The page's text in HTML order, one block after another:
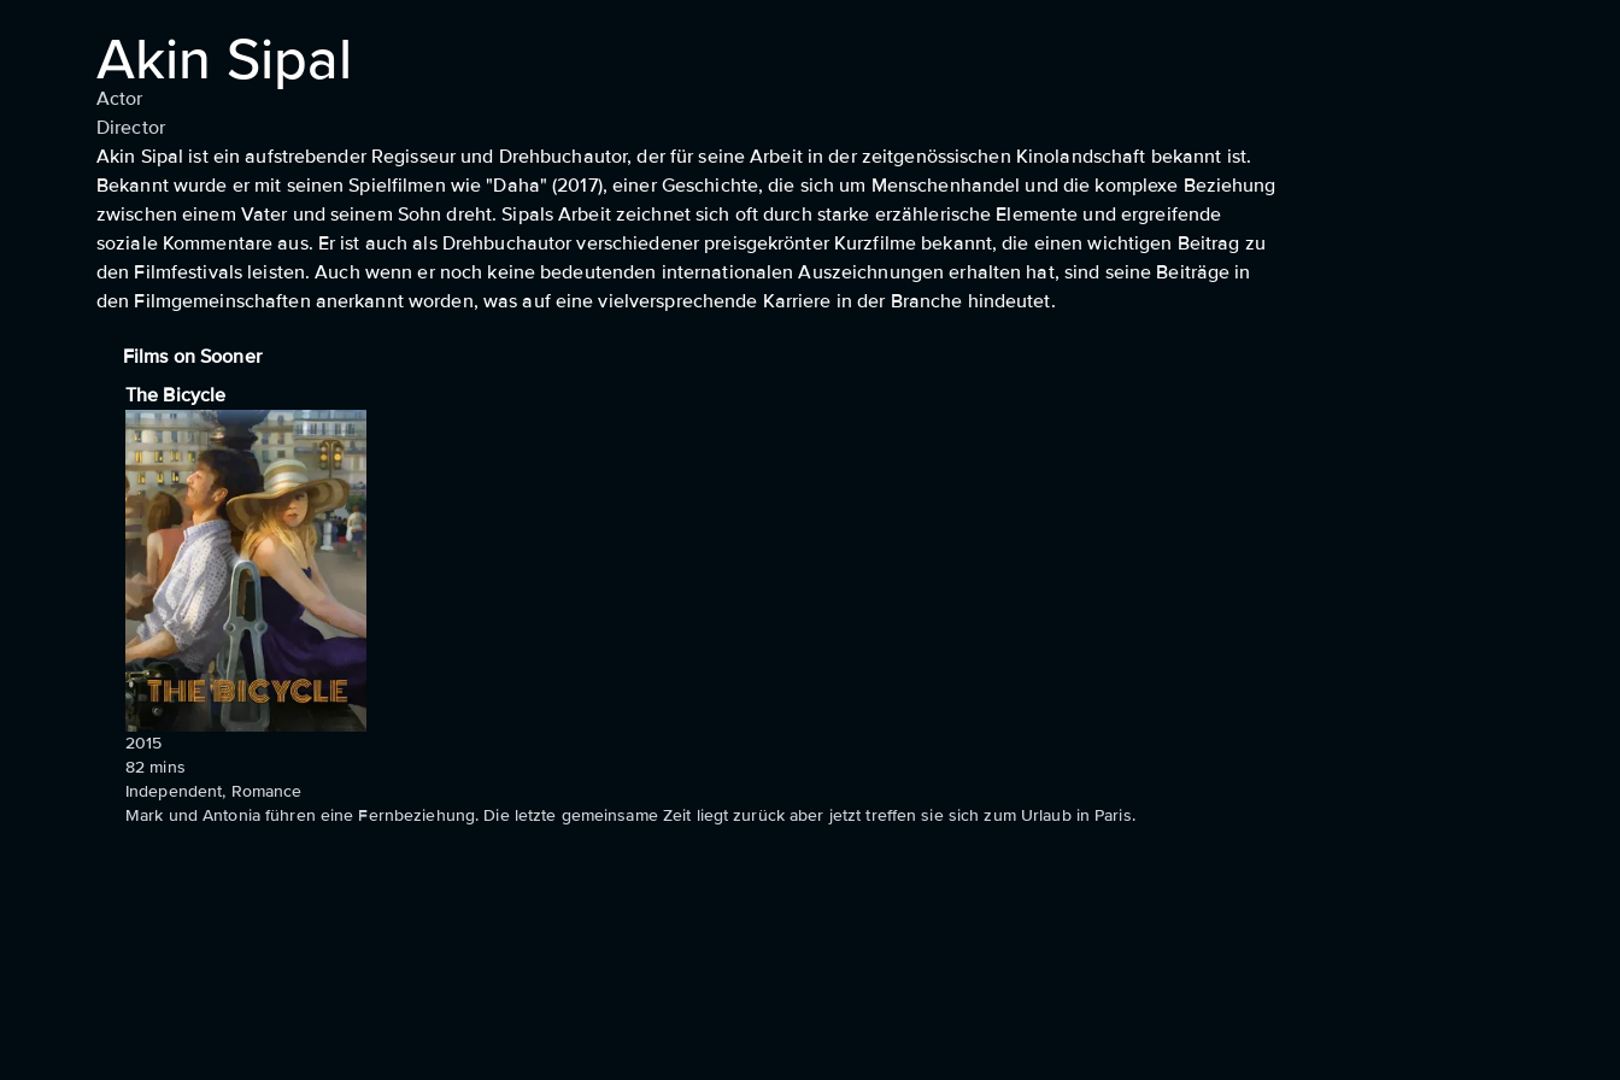
Akin Sipal
Actor
Director
Akin Sipal ist ein aufstrebender Regisseur und Drehbuchautor, der für seine Arbeit in der zeitgenössischen Kinolandschaft bekannt ist.
Bekannt wurde er mit seinen Spielfilmen wie "Daha" (2017), einer Geschichte, die sich um Menschenhandel und die komplexe Beziehung
zwischen einem Vater und seinem Sohn dreht. Sipals Arbeit zeichnet sich oft durch starke erzählerische Elemente und ergreifende
soziale Kommentare aus. Er ist auch als Drehbuchautor verschiedener preisgekrönter Kurzfilme bekannt, die einen wichtigen Beitrag zu
den Filmfestivals leisten. Auch wenn er noch keine bedeutenden internationalen Auszeichnungen erhalten hat, sind seine Beiträge in
den Filmgemeinschaften anerkannt worden, was auf eine vielversprechende Karriere in der Branche hindeutet.
Films on Sooner
The Bicycle
2015
82 mins
Independent, Romance
Mark und Antonia führen eine Fernbeziehung. Die letzte gemeinsame Zeit liegt zurück aber jetzt treffen sie sich zum Urlaub in Paris.